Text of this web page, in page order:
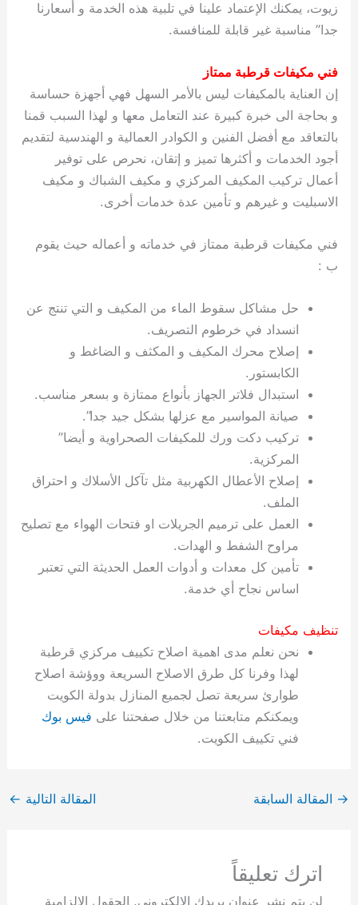
زيوت، يمكنك الإعتماد علينا في تلبية هذه الخدمة و أسعارنا
جدا” مناسبة غير قابلة للمنافسة.
فني مكيفات قرطبة ممتاز
إن العناية بالمكيفات ليس بالأمر السهل فهي أجهزة حساسة
و بحاجة الى خبرة كبيرة عند التعامل معها و لهذا السبب قمنا
بالتعاقد مع أفضل الفنين و الكوادر العمالية و الهندسية لتقديم
أجود الخدمات و أكثرها تميز و إتقان، نحرص على توفير
أعمال تركيب المكيف المركزي و مكيف الشباك و مكيف
الاسبليت و غيرهم و تأمين عدة خدمات أخرى.
فني مكيفات قرطبة ممتاز في خدماته و أعماله حيث يقوم
ب :
حل مشاكل سقوط الماء من المكيف و التي تنتج عن
انسداد في خرطوم التصريف.
إصلاح محرك المكيف و المكثف و الضاغط و
الكابستور.
استبدال فلاتر الجهاز بأنواع ممتازة و بسعر مناسب.
صيانة المواسير مع عزلها بشكل جيد جدا”.
تركيب دكت ورك للمكيفات الصحراوية و أيضا”
المركزية.
إصلاح الأعطال الكهربية مثل تآكل الأسلاك و احتراق
الملف.
العمل على ترميم الجريلات او فتحات الهواء مع تصليح
مراوح الشفط و الهدات.
تأمين كل معدات و أدوات العمل الحديثة التي تعتبر
اساس نجاح أي خدمة.
تنظيف مكيفات
نحن نعلم مدى اهمية اصلاح تكييف مركزي قرطبة
لهذا وفرنا كل طرق الاصلاح السريعة ووؤشة اصلاح
طوارئ سريعة تصل لجميع المنازل بدولة الكويت
ويمكنكم متابعتنا من خلال صفحتنا على فيس بوك
فني تكييف الكويت.
→ المقالة السابقة المقالة التالية ←
اترك تعليقاً
لن يتم نشر عنوان بريدك الإلكتروني. الحقول الإلزامية